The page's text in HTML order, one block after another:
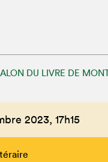
DU LIVRE DE
2023, 17h15